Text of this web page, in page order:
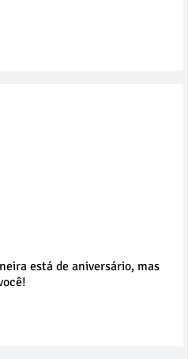
está de aniversário, mas